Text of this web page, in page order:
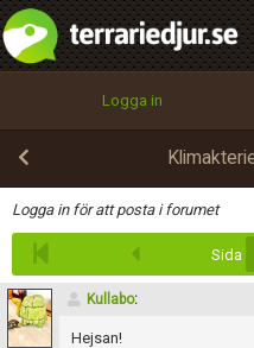
Logga in
Logga in för att posta i forumet
Sida
Kullabo:
Hejsan!
integritetspolicy
Namn:
Epost:
Användarnamn:
Begär nytt lösenord